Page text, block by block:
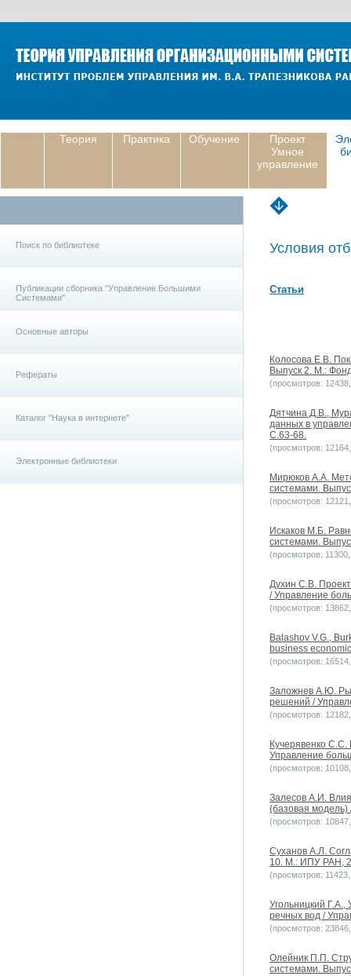
Теория Практика Обучение
Проект
Умное
управление
Поиск по библиотеке
Публикации сборника "Управление Большими
Системами"
Основные авторы
Рефераты
Каталог "Наука в интернете"
Электронные библиотеки
Условия
Статьи
Колосова Е.В.
Выпуск 2. М.:
(просмотров:
Дятчина Д.В.,
данных в
С.63-68.
(просмотров:
Мирюков А.А.
системами.
(просмотров:
Искаков М.Б.
системами.
(просмотров:
Духин С.В.
/ Управление
(просмотров:
Balashov V.G.,
business
(просмотров:
Заложнев А.Ю.
решений /
(просмотров:
Кучерявенко
Управление
(просмотров:
Залесов А.И.
(базовая
(просмотров:
Суханов А.Л.
10. М.: ИПУ РАН,
(просмотров:
Угольницкий
речных вод /
(просмотров:
Олейник П.П.
системами.